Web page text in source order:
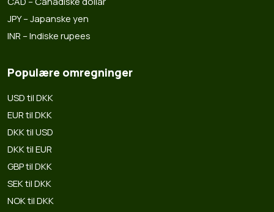
JPY – Japanske yen
INR – Indiske rupees
Populære omregninger
USD til DKK
EUR til DKK
DKK til USD
DKK til EUR
GBP til DKK
SEK til DKK
NOK til DKK